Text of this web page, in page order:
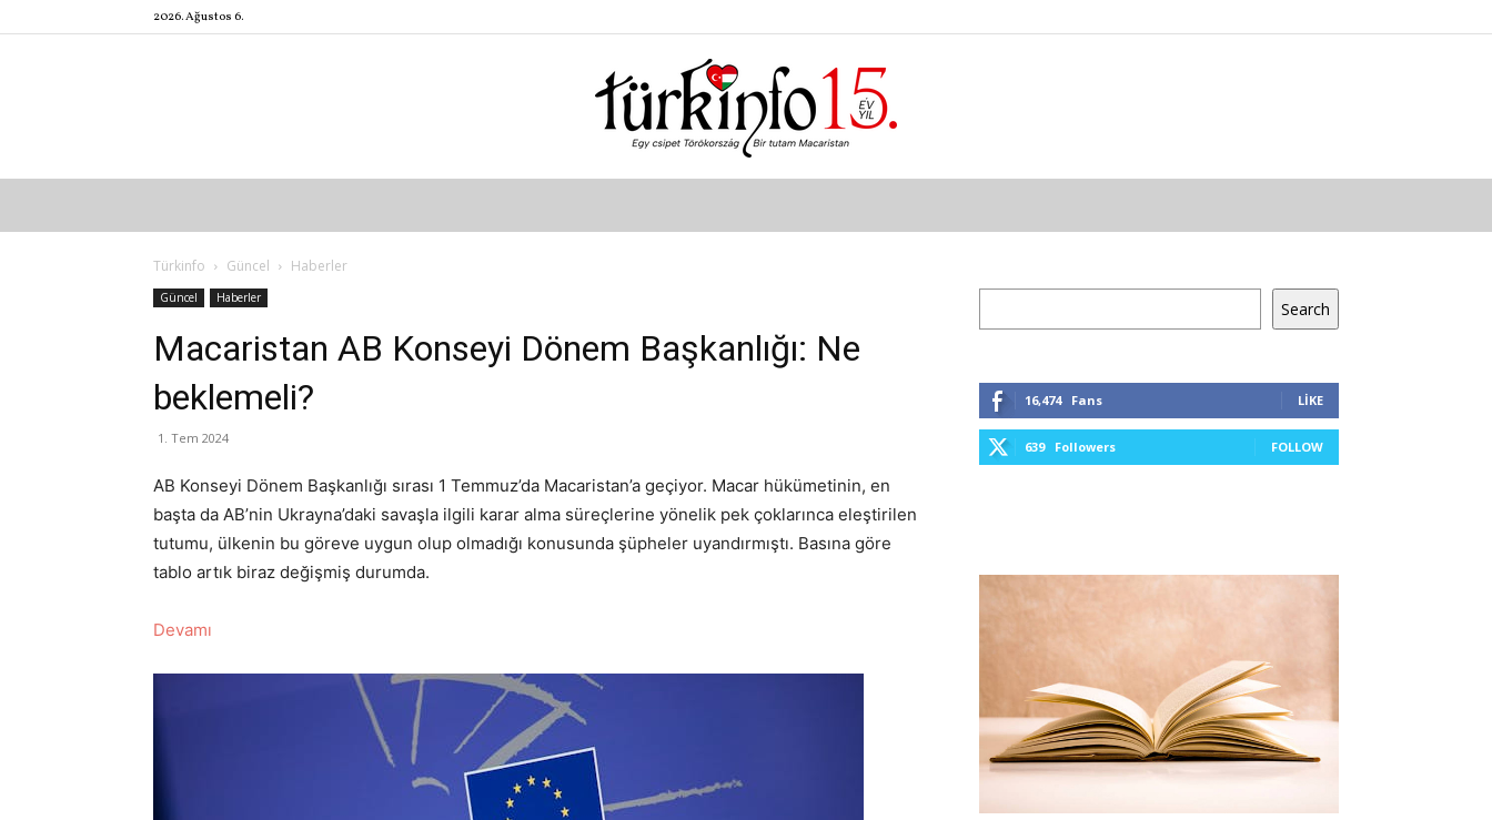
2026. Ağustos 6.
Türkinfo
Türkinfo Güncel Haberler
Güncel Haberler
Macaristan AB Konseyi Dönem Başkanlığı: Ne
beklemeli?
1. Tem 2024
AB Konseyi Dönem Başkanlığı sırası 1 Temmuz’da Macaristan’a geçiyor. Macar hükümetinin, en
başta da AB’nin Ukrayna’daki savaşla ilgili karar alma süreçlerine yönelik pek çoklarınca eleştirilen
tutumu, ülkenin bu göreve uygun olup olmadığı konusunda şüpheler uyandırmıştı. Basına göre
tablo artık biraz değişmiş durumda.
Devamı
Search
16,474 Fans LIKE
639 Followers FOLLOW